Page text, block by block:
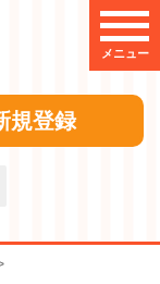
メニュー
規登録